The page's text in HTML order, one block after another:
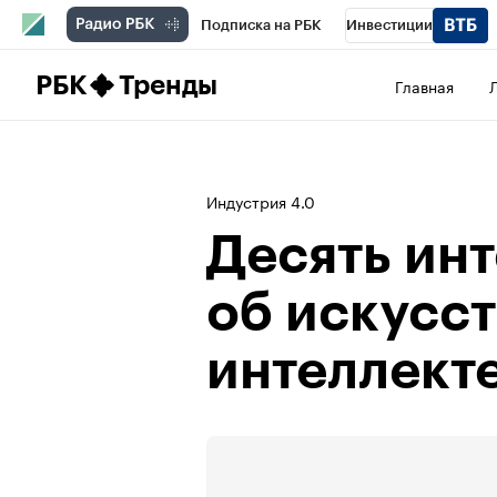
Подписка на РБК Инвестиции
РБК Тренды Главная
Индустрия 4.0
Десять
об